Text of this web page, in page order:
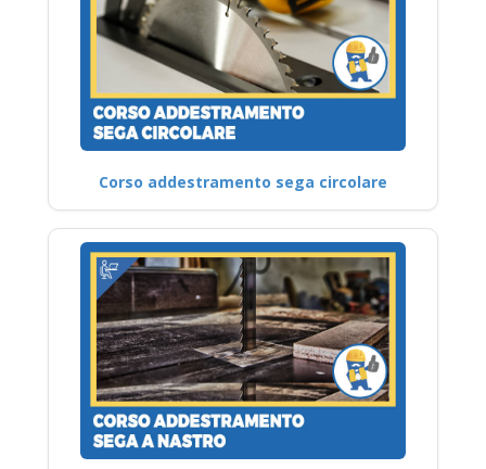
Corso addestramento sega circolare